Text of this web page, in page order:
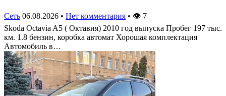
Сеть 06.08.2026 • Нет комментария • 👁 7
Skoda Octavia A5 ( Октавия) 2010 год выпуска Пробег 197 тыс.
км. 1.8 бензин, коробка автомат Хорошая комплектация
Автомобиль в…